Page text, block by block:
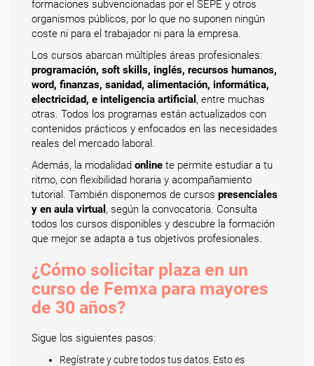
formaciones subvencionadas por el SEPE y otros
organismos públicos, por lo que no suponen ningún
coste ni para el trabajador ni para la empresa.
Los cursos abarcan múltiples áreas profesionales:
programación, soft skills, inglés, recursos humanos,
word, finanzas, sanidad, alimentación, informática,
electricidad, e inteligencia artificial , entre muchas
otras. Todos los programas están actualizados con
contenidos prácticos y enfocados en las necesidades
reales del mercado laboral.
Además, la modalidad online te permite estudiar a tu
ritmo, con flexibilidad horaria y acompañamiento
tutorial. También disponemos de cursos presenciales
y en aula virtual , según la convocatoria. Consulta
todos los cursos disponibles y descubre la formación
que mejor se adapta a tus objetivos profesionales.
¿Cómo solicitar plaza en un
curso de Femxa para mayores
de 30 años?
Sigue los siguientes pasos:
Regístrate y cubre todos tus datos. Esto es